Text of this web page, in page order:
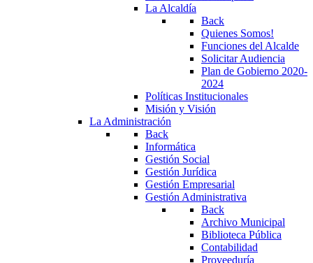
La Alcaldía
Back
Quienes Somos!
Funciones del Alcalde
Solicitar Audiencia
Plan de Gobierno 2020-
2024
Políticas Institucionales
Misión y Visión
La Administración
Back
Informática
Gestión Social
Gestión Jurídica
Gestión Empresarial
Gestión Administrativa
Back
Archivo Municipal
Biblioteca Pública
Contabilidad
Proveeduría